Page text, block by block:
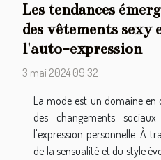
Les tendances
des vêtements
l'auto-expression
3 mai 2024 09:32
La mode est un domaine
des changements
l'expression personnelle. À
de la sensualité et du style